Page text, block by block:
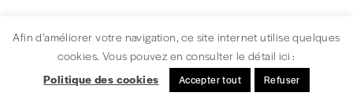
Afin d’améliorer votre navigation, ce site internet utilise quelques
cookies. Vous pouvez en consulter le détail ici :
Politique des cookies
Accepter tout Refuser